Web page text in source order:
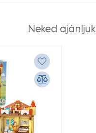
Neked ajánljuk